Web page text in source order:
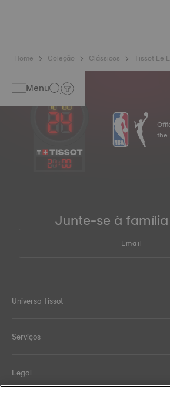
Home
Coleção Clássicos Tissot Le
Menu
21:00
the
Junte-se à
Email
Universo Tissot
Serviços
Legal